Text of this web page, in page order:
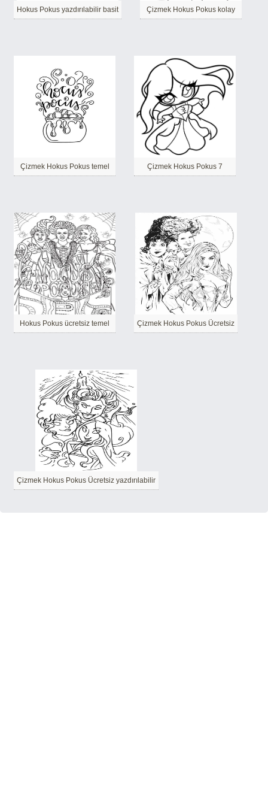
Hokus Pokus yazdırılabilir basit Çizmek Hokus Pokus kolay
Çizmek Hokus Pokus temel Çizmek Hokus Pokus 7
Hokus Pokus ücretsiz temel Çizmek Hokus Pokus Ücretsiz
Çizmek Hokus Pokus Ücretsiz yazdırılabilir